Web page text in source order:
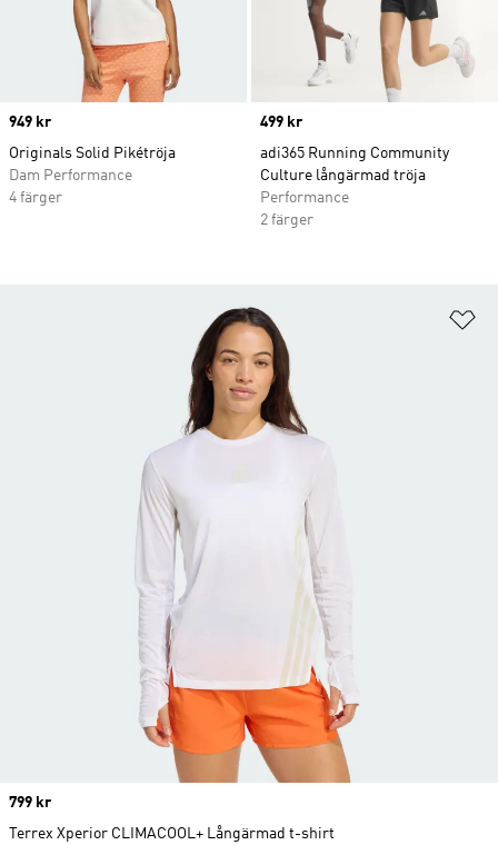
Price
949 kr
Originals Solid Pikétröja
Dam Performance
4 färger
Price
499 kr
adi365 Running Community
Culture långärmad tröja
Performance
2 färger
Price
799 kr
Terrex Xperior CLIMACOOL+ Långärmad t-shirt